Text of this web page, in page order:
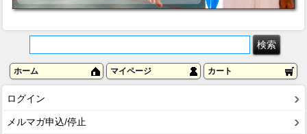
ホーム マイページ カート
ログイン
メルマガ申込/停止